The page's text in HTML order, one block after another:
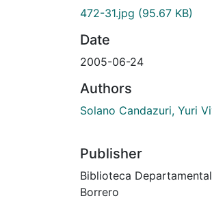
472-31.jpg (95.67 KB)
Date
2005-06-24
Authors
Solano Candazuri, Yuri
Publisher
Biblioteca
Borrero